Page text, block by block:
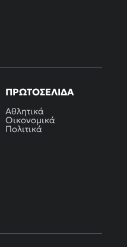
ΠΡΩΤΟΣΈΛΙΔΑ
Αθλητικά
Οικονομικά
Πολιτικά